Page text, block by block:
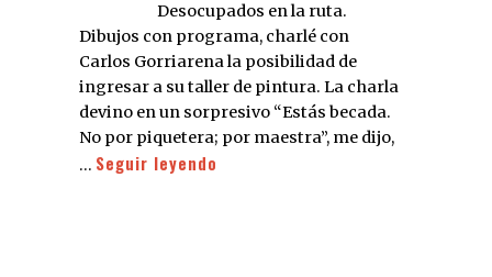
Desocupados en la ruta.
Dibujos con programa, charlé con
Carlos Gorriarena la posibilidad de
ingresar a su taller de pintura. La charla
devino en un sorpresivo “Estás becada.
No por piquetera; por maestra”, me dijo,
… Seguir leyendo